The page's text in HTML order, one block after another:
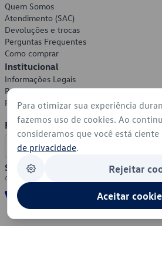
Quem Somos
Atendimento (SAC)
Devoluções e trocas
Perguntas Frequentes
Como comprar
Institucional
Informações Legais
Política de Privacidade
Política de Cookies
Formas de Pagamento
Segurança
Para otimizar sua experiência
fazemos uso de cookies. Ao
consideramos que você está ciente
de privacidade.
Rejeitar
Aceitar